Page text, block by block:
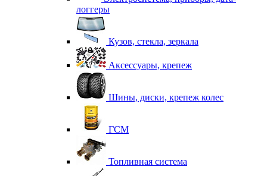
логгеры
Кузов, стекла, зеркала
Аксессуары, крепеж
Шины, диски, крепеж колес
ГСМ
Топливная система